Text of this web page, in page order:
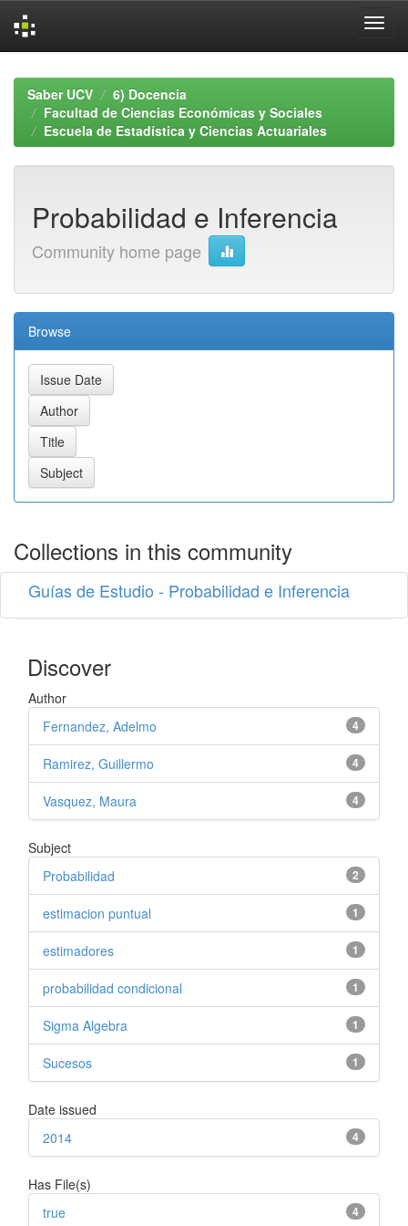
navigationSaber UCV
6) Docencia
Facultad de Ciencias Económicas y Sociales
Escuela de Estadística y Ciencias Actuariales
Probabilidad e Inferencia
Community home page
Browse
Collections in this community
Guías de Estudio - Probabilidad e Inferencia
Discover
Author
4
Fernandez, Adelmo
4
Ramirez, Guillermo
4
Vasquez, Maura
Subject
2
Probabilidad
1
estimacion puntual
1
estimadores
1
probabilidad condicional
1
Sigma Algebra
1
Sucesos
Date issued
4
2014
Has File(s)
4
true